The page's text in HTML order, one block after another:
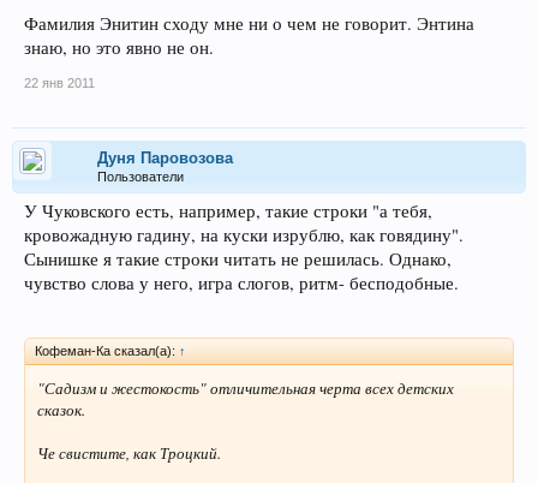
Фамилия Энитин сходу мне ни о чем не говорит. Энтина
знаю, но это явно не он.
22 янв 2011
Дуня Паровозова
Пользователи
У Чуковского есть, например, такие строки "а тебя,
кровожадную гадину, на куски изрублю, как говядину".
Сынишке я такие строки читать не решилась. Однако,
чувство слова у него, игра слогов, ритм- бесподобные.
Кофеман-Ка сказал(а): ↑
"Садизм и жестокость" отличительная черта всех детских
сказок.
Че свистите, как Троцкий.